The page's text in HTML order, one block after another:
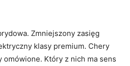
Zmniejszony zasięg
klasy premium. Chery
omówione. Który z nich ma sens